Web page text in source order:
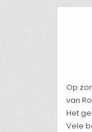
Op
van
Het
Vele